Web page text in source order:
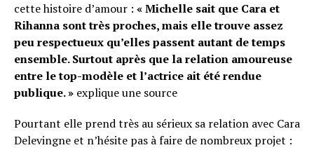
cette histoire d’amour : « Michelle sait que Cara et
Rihanna sont très proches, mais elle trouve assez
peu respectueux qu’elles passent autant de temps
ensemble. Surtout après que la relation amoureuse
entre le top-modèle et l’actrice ait été rendue
publique. » explique une source
Pourtant elle prend très au sérieux sa relation avec Cara
Delevingne et n’hésite pas à faire de nombreux projet :